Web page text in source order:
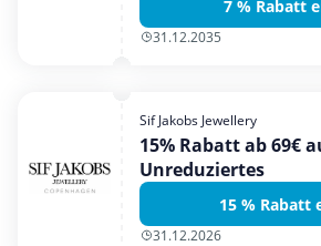
7 % Rabatt
31.12.2035
Sif Jakobs Jewellery
15% Rabatt ab 69€
Unreduziertes
15 % Rabatt
31.12.2026